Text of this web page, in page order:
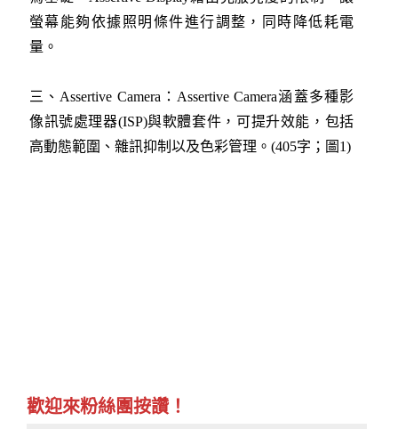
螢幕能夠依據照明條件進行調整，同時降低耗電
量。
三、Assertive Camera：Assertive Camera涵蓋多種影
像訊號處理器(ISP)與軟體套件，可提升效能，包括
高動態範圍、雜訊抑制以及色彩管理。(405字；圖1)
歡迎來粉絲團按讚！